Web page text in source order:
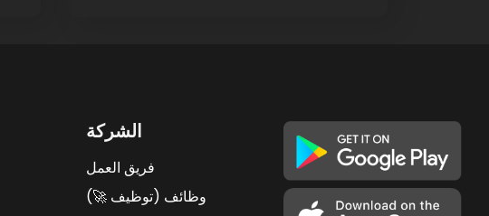
الشركة
فريق العمل
وظائف (توظيف 🚀)